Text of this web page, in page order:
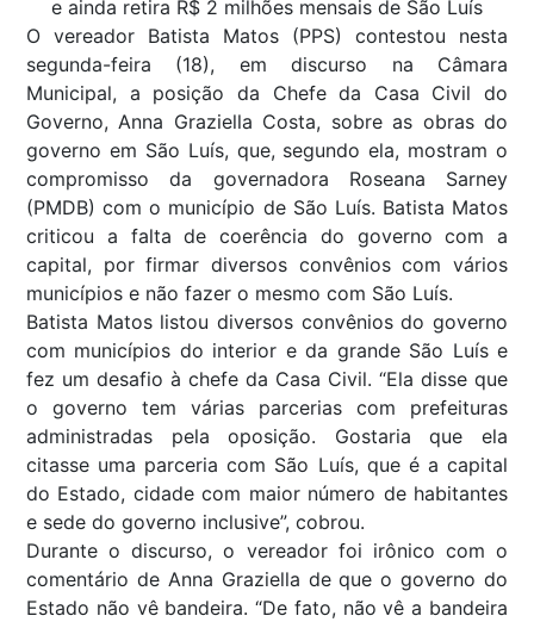
e ainda retira R$ 2 milhões mensais de São Luís
O vereador Batista Matos (PPS) contestou nesta
segunda-feira (18), em discurso na Câmara
Municipal, a posição da Chefe da Casa Civil do
Governo, Anna Graziella Costa, sobre as obras do
governo em São Luís, que, segundo ela, mostram o
compromisso da governadora Roseana Sarney
(PMDB) com o município de São Luís. Batista Matos
criticou a falta de coerência do governo com a
capital, por firmar diversos convênios com vários
municípios e não fazer o mesmo com São Luís.
Batista Matos listou diversos convênios do governo
com municípios do interior e da grande São Luís e
fez um desafio à chefe da Casa Civil. “Ela disse que
o governo tem várias parcerias com prefeituras
administradas pela oposição. Gostaria que ela
citasse uma parceria com São Luís, que é a capital
do Estado, cidade com maior número de habitantes
e sede do governo inclusive”, cobrou.
Durante o discurso, o vereador foi irônico com o
comentário de Anna Graziella de que o governo do
Estado não vê bandeira. “De fato, não vê a bandeira